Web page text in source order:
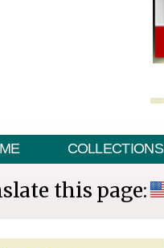
COLLECTIONS
this page: